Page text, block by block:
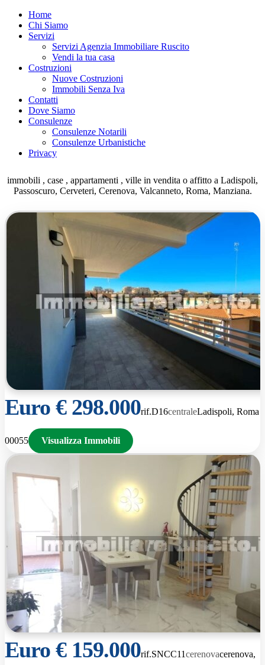
Home
Chi Siamo
Servizi
Servizi Agenzia Immobiliare Ruscito
Vendi la tua casa
Costruzioni
Nuove Costruzioni
Immobili Senza Iva
Contatti
Dove Siamo
Consulenze
Consulenze Notarili
Consulenze Urbanistiche
Privacy
immobili , case , appartamenti , ville in vendita o affitto a Ladispoli,
Passoscuro, Cerveteri, Cerenova, Valcanneto, Roma, Manziana.
Euro € 298.000rif.D16CentraleLadispoli, Roma
00055 Visualizza Immobili
Euro € 159.000rif.SNCC11Cerenovacerenova,